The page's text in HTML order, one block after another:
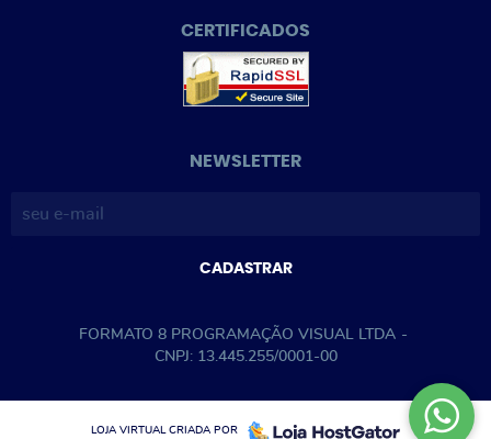
CERTIFICADOS
NEWSLETTER
CADASTRAR
FORMATO 8 PROGRAMAÇÃO VISUAL LTDA
CNPJ: 13.445.255/0001-00
LOJA VIRTUAL CRIADA POR